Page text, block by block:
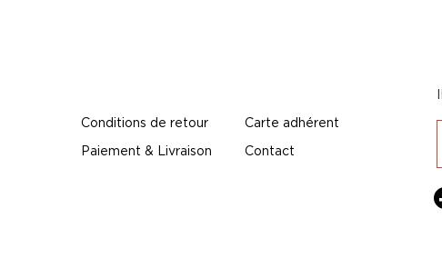
Conditions de retour
Paiement & Livraison
Carte adhérent
Contact